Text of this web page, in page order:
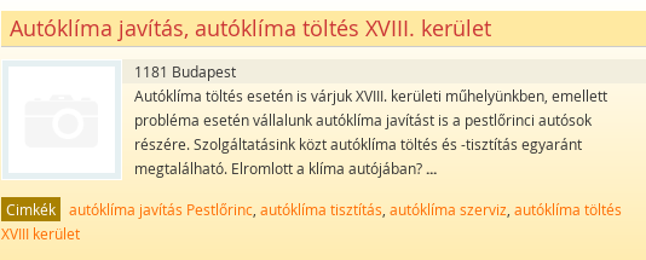
Autóklíma javítás, autóklíma töltés XVIII. kerület
1181 Budapest
Autóklíma töltés esetén is várjuk XVIII. kerületi műhelyünkben, emellett
probléma esetén vállalunk autóklíma javítást is a pestlőrinci autósok
részére. Szolgáltatásink közt autóklíma töltés és -tisztítás egyaránt
megtalálható. Elromlott a klíma autójában?...
Cimkék autóklíma javítás Pestlőrinc ,autóklíma tisztítás ,autóklíma szerviz ,autóklíma töltés
XVIII kerület